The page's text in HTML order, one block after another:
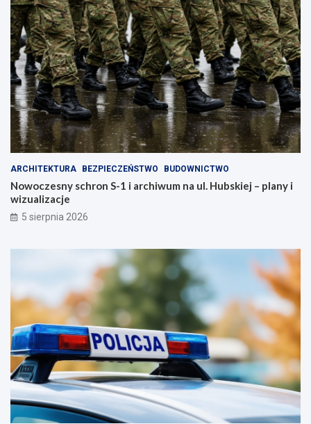
ARCHITEKTURA BEZPIECZEŃSTWO BUDOWNICTWO
Nowoczesny schron S-1 i archiwum na ul. Hubskiej – plany i
wizualizacje
5 sierpnia 2026